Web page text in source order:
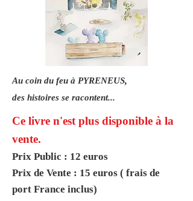
Au coin du feu à PYRENEUS,
des histoires se racontent...
Ce livre n'est plus disponible à la
vente.
Prix Public : 12 euros
Prix de Vente : 15 euros ( frais de
port France inclus)